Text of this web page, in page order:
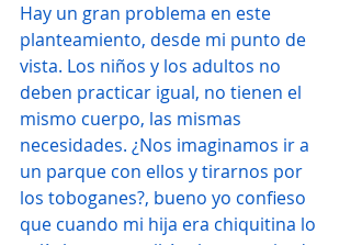
Hay un gran problema en este
planteamiento, desde mi punto de
vista. Los niños y los adultos no
deben practicar igual, no tienen el
mismo cuerpo, las mismas
necesidades. ¿Nos imaginamos ir a
un parque con ellos y tirarnos por
los toboganes?, bueno yo confieso
que cuando mi hija era chiquitina lo